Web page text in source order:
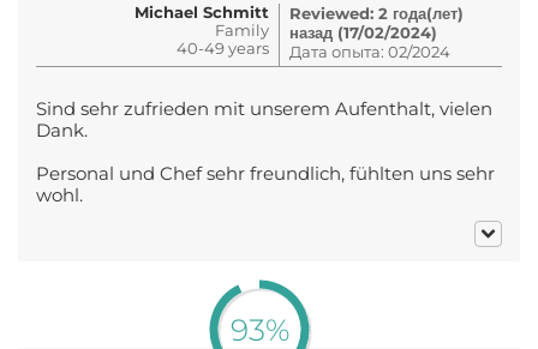
Michael Schmitt
Family
40-49 years
Reviewed: 2 года(лет)
назад (17/02/2024)
Дата опыта: 02/2024
Sind sehr zufrieden mit unserem Aufenthalt, vielen
Dank.
Personal und Chef sehr freundlich, fühlten uns sehr
wohl.
93%